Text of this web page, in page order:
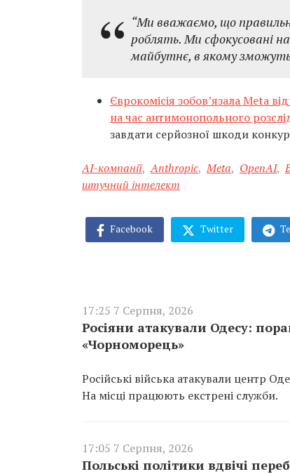
“Ми вважаємо, що
роблять. Ми сфокусовані
майбутнє, в якому
Єврокомісія зобов’язала Meta
на час антимонопольного
завдати серйозної шкоди
AI-компанії, Anthropic, Meta, OpenAI,
штучний інтелект
Facebook Twitter
17:25 7 Серпня, 2026
Росіяни атакували Одесу:
«Чорноморець»
Російські війська атакували центр
На місці працюють екстрені служби.
17:05 7 Серпня, 2026
Польські політики вдвічі